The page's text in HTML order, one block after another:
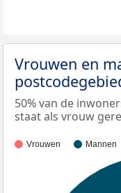
Vrouwen en
50% van de
staat als vrouw
Vrouwen Mannen